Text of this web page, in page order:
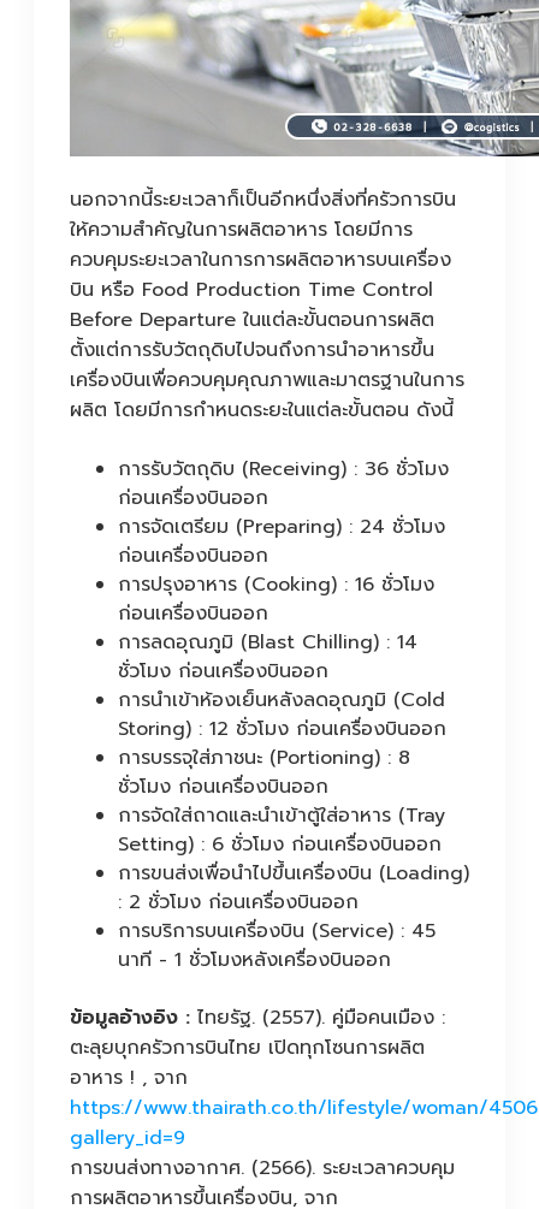
นอกจากนี้ระยะเวลาก็เป็นอีกหนึ่งสิ่งที่ครัวการบิน
ให้ความสำคัญในการผลิตอาหาร โดยมีการ
ควบคุมระยะเวลาในการการผลิตอาหารบนเครื่อง
บิน หรือ Food Production Time Control
Before Departure ในแต่ละขั้นตอนการผลิต
ตั้งแต่การรับวัตถุดิบไปจนถึงการนำอาหารขึ้น
เครื่องบินเพื่อควบคุมคุณภาพและมาตรฐานในการ
ผลิต โดยมีการกำหนดระยะในแต่ละขั้นตอน ดังนี้
การรับวัตถุดิบ (Receiving) : 36 ชั่วโมง
ก่อนเครื่องบินออก
การจัดเตรียม (Preparing) : 24 ชั่วโมง
ก่อนเครื่องบินออก
การปรุงอาหาร (Cooking) : 16 ชั่วโมง
ก่อนเครื่องบินออก
การลดอุณภูมิ (Blast Chilling) : 14
ชั่วโมง ก่อนเครื่องบินออก
การนำเข้าห้องเย็นหลังลดอุณภูมิ (Cold
Storing) : 12 ชั่วโมง ก่อนเครื่องบินออก
การบรรจุใส่ภาชนะ (Portioning) : 8
ชั่วโมง ก่อนเครื่องบินออก
การจัดใส่ถาดและนำเข้าตู้ใส่อาหาร (Tray
Setting) : 6 ชั่วโมง ก่อนเครื่องบินออก
การขนส่งเพื่อนำไปขึ้นเครื่องบิน (Loading)
: 2 ชั่วโมง ก่อนเครื่องบินออก
การบริการบนเครื่องบิน (Service) : 45
นาที - 1 ชั่วโมงหลังเครื่องบินออก
ข้อมูลอ้างอิง : ไทยรัฐ. (2557). คู่มือคนเมือง :
ตะลุยบุกครัวการบินไทย เปิดทุกโซนการผลิต
อาหาร ! , จาก
https://www.thairath.co.th/lifestyle/woman/
gallery_id=9
การขนส่งทางอากาศ. (2566). ระยะเวลาควบคุม
การผลิตอาหารขึ้นเครื่องบิน, จาก